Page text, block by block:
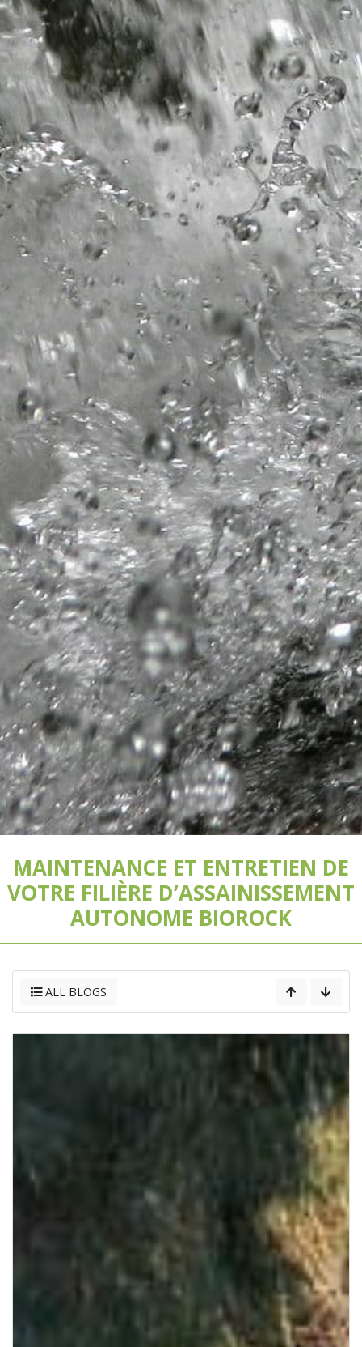
MAINTENANCE ET ENTRETIEN DE
VOTRE FILIÈRE D’ASSAINISSEMENT
AUTONOME BIOROCK
ALL BLOGS